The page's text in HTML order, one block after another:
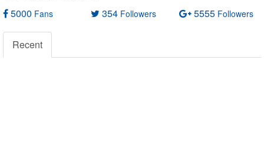
5000 Fans 354 Followers 5555 Followers
Recent